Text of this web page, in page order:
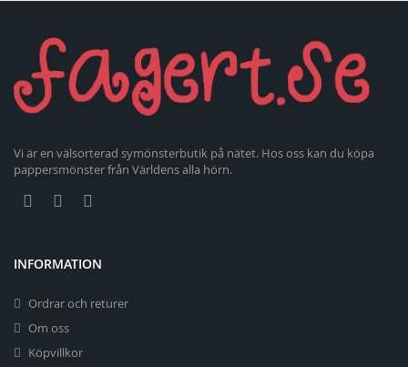
Vi är en välsorterad symönsterbutik på nätet. Hos oss kan du köpa
pappersmönster från Världens alla hörn.
INFORMATION
Ordrar och returer
Om oss
Köpvillkor